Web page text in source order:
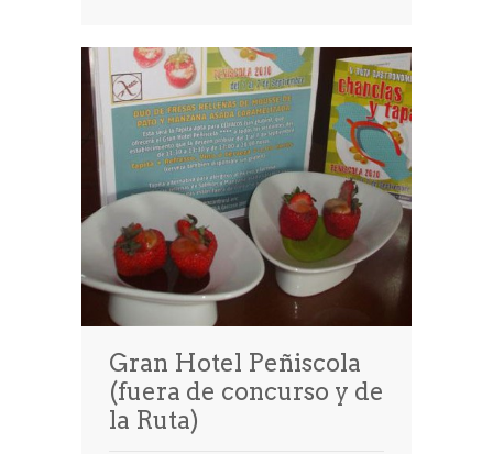
Gran Hotel Peñiscola
(fuera de concurso y de
la Ruta)